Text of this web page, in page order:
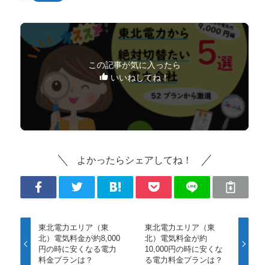
この記事が気に入ったら
いいねしてね！
よかったらシェアしてね！
東北電力エリア（東
北）電気料金が約8,000
円の時に安くなる電力
料金プランは？
東北電力エリア（東
北）電気料金が約
10,000円の時に安くな
る電力料金プランは？